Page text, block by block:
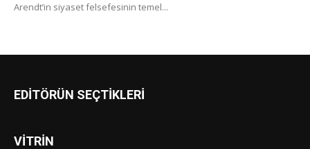
Arendt’in siyaset felsefesinin temel...
EDİTÖRÜN SEÇTİKLERİ
VİTRİN